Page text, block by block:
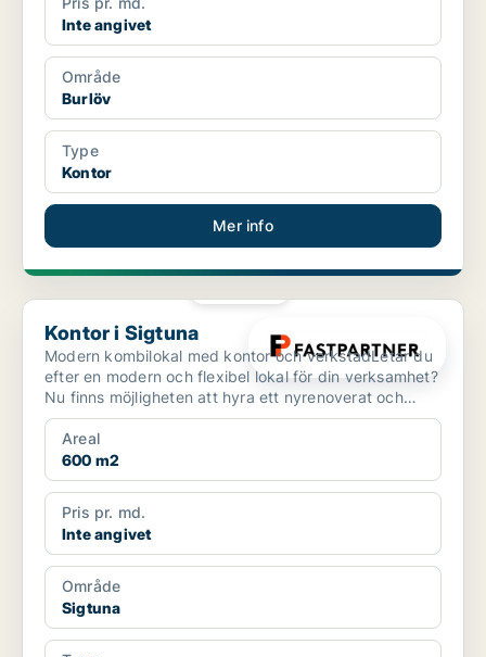
Inte angivet
Område
Burlöv
Type
Kontor
Mer info
Kontor i Sigtuna
Kontor i Sigtuna
Modern kombilokal med kontor och verkstadLetar du
efter en modern och flexibel lokal för din verksamhet?
Nu finns möjligheten att hyra ett nyrenoverat och
my...
Areal
600 m2
Pris pr. md.
Inte angivet
Område
Sigtuna